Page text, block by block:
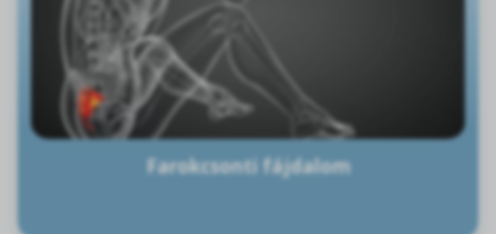
Farokcsonti fájdalom